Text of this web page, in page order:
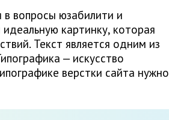
вопросы юзабилити и
картинку, которая
Текст является одним из
— искусство
верстки сайта нужно